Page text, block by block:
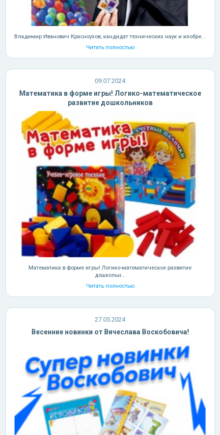
Владимир Иванович Красноухов, кандидат технических наук и изобре...
Читать полностью
09.07.2024
Математика в форме игры! Логико-математическое
развитие дошкольников
Математика в форме игры! Логико-математическое развитие
дошкольн...
Читать полностью
27.05.2024
Весенние новинки от Вячеслава Воскобовича!